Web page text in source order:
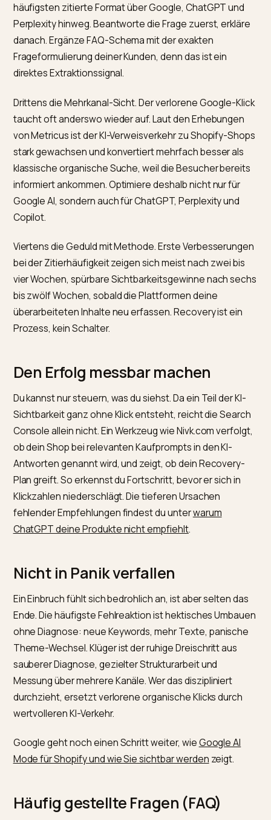
Erstens die Technik. Der wirkungsvollste einzelne
ist, die KI-Crawler nicht zu blockieren. WieFuel Online
Erholung nach dem AI-Overviews-Update beschreibt
sperrt ein erheblicher Teil der Shops unwissentlich
mindestens einen großen KI-Crawler aus und ist damit
von vornherein nicht zitierbar. Wie du das prüfst und
korrigierst, steht unterKI-Crawler in der robots.txt
zulassen.
Zweitens die Struktur. Direkte Antwortblöcke von
vier Sätzen am Anfang jedes Abschnitts sind das am
häufigsten zitierte Format über Google, ChatGPT
danach. Ergänze FAQ-Schema mit der exakten
Frageformulierung deiner Kunden, denn das ist ein
direktes Extraktionssignal.
Drittens die Mehrkanal-Sicht. Der verlorene Google-
stark gewachsen und konvertiert mehrfach besser als
klassische organische Suche, weil die Besucher
informiert ankommen. Optimiere deshalb nicht nur für
Google AI, sondern auch für ChatGPT, Perplexity und
Copilot.
Viertens die Geduld mit Methode. Erste
bei der Zitierhäufigkeit zeigen sich meist nach zwei
vier Wochen, spürbare Sichtbarkeitsgewinne nach
Prozess, kein Schalter.
Den Erfolg messbar machen
Du kannst nur steuern, was du siehst. Da ein Teil der
Sichtbarkeit ganz ohne Klick entsteht, reicht die
Console allein nicht. Ein Werkzeug wie Nivk.com
ob dein Shop bei relevanten Kaufprompts in den KI-
Plan greift. So erkennst du Fortschritt, bevor er sich in
Klickzahlen niederschlägt. Die tieferen Ursachen
ChatGPT deine Produkte nicht empfiehlt.